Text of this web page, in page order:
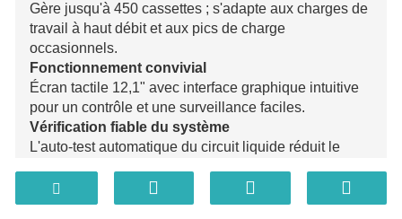
Gère jusqu'à 450 cassettes ; s'adapte aux charges de
travail à haut débit et aux pics de charge
occasionnels.
Fonctionnement convivial
Écran tactile 12,1" avec interface graphique intuitive
pour un contrôle et une surveillance faciles.
Vérification fiable du système
L'auto-test automatique du circuit liquide réduit le
Conception avancée des vannes
Les vannes rotatives en céramique séparent la